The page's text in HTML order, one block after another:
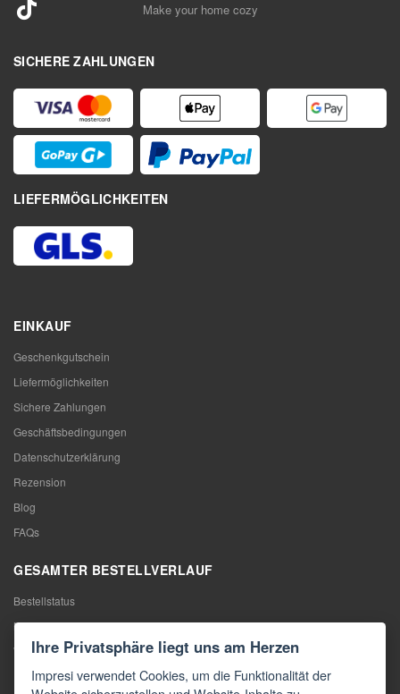
Make your home cozy
SICHERE ZAHLUNGEN
LIEFERMÖGLICHKEITEN
EINKAUF
Geschenkgutschein
Liefermöglichkeiten
Sichere Zahlungen
Geschäftsbedingungen
Datenschutzerklärung
Rezension
Blog
FAQs
GESAMTER BESTELLVERLAUF
Bestellstatus
Meine Bestellung
Warentausch
Rücktritt vom Vertrag
Ihre Privatsphäre liegt uns am Herzen
Impresi verwendet Cookies, um die Funktionalität der